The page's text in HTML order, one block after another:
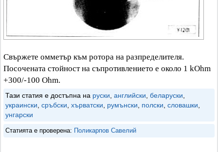
Свържете омметър към ротора на разпределителя.
Посочената стойност на съпротивлението е около 1 kOhm
+300/-100 Ohm.
Тази статия е достъпна на руски английски беларуски
украински сръбски хърватски румънски полски словашки
унгарски
Статията е проверена: Поликарпов Савелий